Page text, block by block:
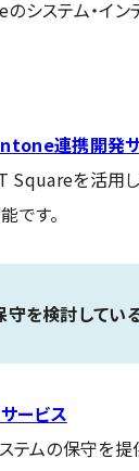
システム・イン
連携開発サ
を活用し
です。
守を検討してい
ービス
ムの保守を提